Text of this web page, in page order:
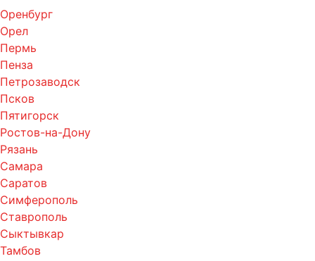
Оренбург
Орел
Пермь
Пенза
Петрозаводск
Псков
Пятигорск
Ростов-на-Дону
Рязань
Самара
Саратов
Симферополь
Ставрополь
Сыктывкар
Тамбов